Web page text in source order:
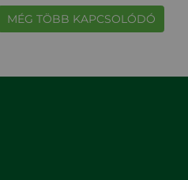
MÉG TÖBB KAPCSOLÓDÓ